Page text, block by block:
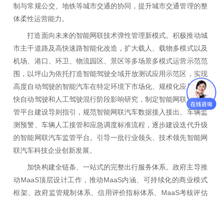
制与常规公交、地铁等城市交通的协同，提升城市交通管理的整
体柔性运营能力。
打造面向未来的智能网联技术弹性管理新模式。积极推动城
市主干道路及高快速路智能化改造，扩大载人、载物多模式以及
机场、港口、环卫、物流园区、景区等多场景多模式运营示范范
围，以坪山为依托打造智能驾驶全域开放测试应用示范区，实现
高度自动驾驶的智能汽车在特定环境下市场化、规模化应用。加
快自动驾驶和人工驾驶混行阶段影响研究，制定智能网联汽车监
管平台建设导则指引，规范智能网联汽车数据接入接出、车辆监
测预警、车辆人工接管和应急调度标准流程，逐步建设迭代升级
的智能网联汽车监管平台。引导一批行业领头、技术领先智能网
联汽车科技企业创新发展。
加快构建全链条、一站式的完整出行服务体系。政府主导推
动MaaS顶层设计工作，推动MaaS内涵、可持续化的商业模式
框架、政府监管规制体系、信用评价指标体系、MaaS考核评估